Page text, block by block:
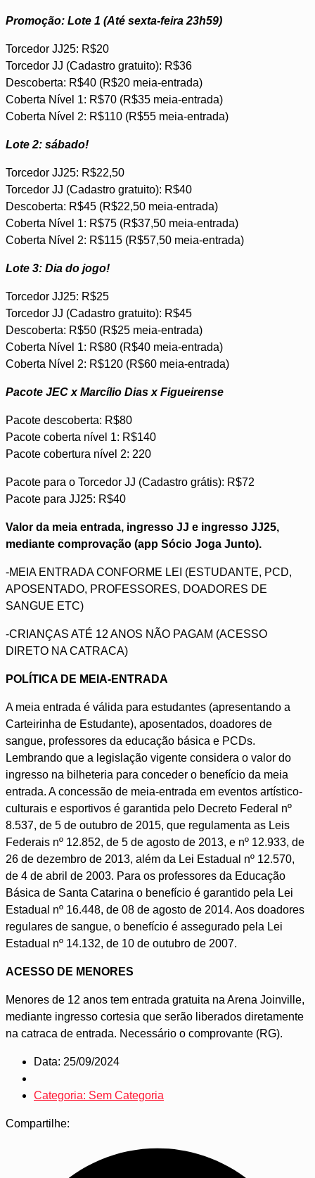
Promoção: Lote 1 (Até sexta-feira 23h59)
Torcedor JJ25: R$20
Torcedor JJ (Cadastro gratuito): R$36
Descoberta: R$40 (R$20 meia-entrada)
Coberta Nível 1: R$70 (R$35 meia-entrada)
Coberta Nível 2: R$110 (R$55 meia-entrada)
Lote 2: sábado!
Torcedor JJ25: R$22,50
Torcedor JJ (Cadastro gratuito): R$40
Descoberta: R$45 (R$22,50 meia-entrada)
Coberta Nível 1: R$75 (R$37,50 meia-entrada)
Coberta Nível 2: R$115 (R$57,50 meia-entrada)
Lote 3: Dia do jogo!
Torcedor JJ25: R$25
Torcedor JJ (Cadastro gratuito): R$45
Descoberta: R$50 (R$25 meia-entrada)
Coberta Nível 1: R$80 (R$40 meia-entrada)
Coberta Nível 2: R$120 (R$60 meia-entrada)
Pacote JEC x Marcílio Dias x Figueirense
Pacote descoberta: R$80
Pacote coberta nível 1: R$140
Pacote cobertura nível 2: 220
Pacote para o Torcedor JJ (Cadastro grátis): R$72
Pacote para JJ25: R$40
Valor da meia entrada, ingresso JJ e ingresso JJ25,
mediante comprovação (app Sócio Joga Junto).
-MEIA ENTRADA CONFORME LEI (ESTUDANTE, PCD,
APOSENTADO, PROFESSORES, DOADORES DE
SANGUE ETC)
-CRIANÇAS ATÉ 12 ANOS NÃO PAGAM (ACESSO
DIRETO NA CATRACA)
POLÍTICA DE MEIA-ENTRADA
A meia entrada é válida para estudantes (apresentando a
Carteirinha de Estudante), aposentados, doadores de
sangue, professores da educação básica e PCDs.
Lembrando que a legislação vigente considera o valor do
ingresso na bilheteria para conceder o benefício da meia
entrada. A concessão de meia-entrada em eventos artístico-
culturais e esportivos é garantida pelo Decreto Federal nº
8.537, de 5 de outubro de 2015, que regulamenta as Leis
Federais nº 12.852, de 5 de agosto de 2013, e nº 12.933, de
26 de dezembro de 2013, além da Lei Estadual nº 12.570,
de 4 de abril de 2003. Para os professores da Educação
Básica de Santa Catarina o benefício é garantido pela Lei
Estadual nº 16.448, de 08 de agosto de 2014. Aos doadores
regulares de sangue, o benefício é assegurado pela Lei
Estadual nº 14.132, de 10 de outubro de 2007.
ACESSO DE MENORES
Menores de 12 anos tem entrada gratuita na Arena Joinville,
mediante ingresso cortesia que serão liberados diretamente
na catraca de entrada. Necessário o comprovante (RG).
Data: 25/09/2024
Categoria: Sem Categoria
Compartilhe: